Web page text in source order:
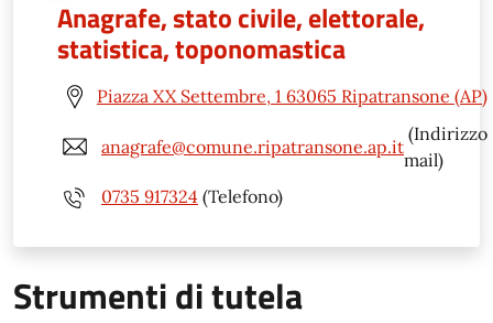
Anagrafe, stato civile, elettorale,
statistica, toponomastica
Piazza XX Settembre, 1 63065 Ripatransone (AP)
anagrafe@comune.ripatransone.ap.it
(Indirizzo
mail)
0735 917324 (Telefono)
Strumenti di tutela